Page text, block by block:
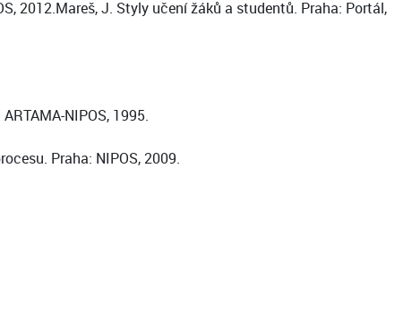
2012.Mareš, J. Styly učení žáků a studentů. Praha: Portál,
NIPOS, 1995.
Praha: NIPOS, 2009.